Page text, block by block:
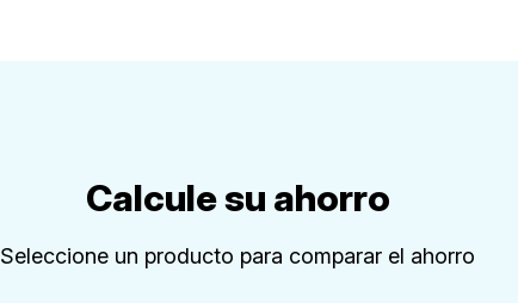
Calcule su ahorro
Seleccione un producto para comparar el ahorro